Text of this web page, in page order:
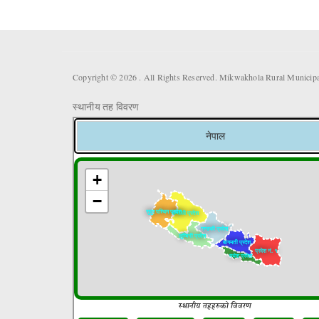
Copyright © 2026 . All Rights Reserved. Mikwakhola Rural
स्थानीय तह विवरण